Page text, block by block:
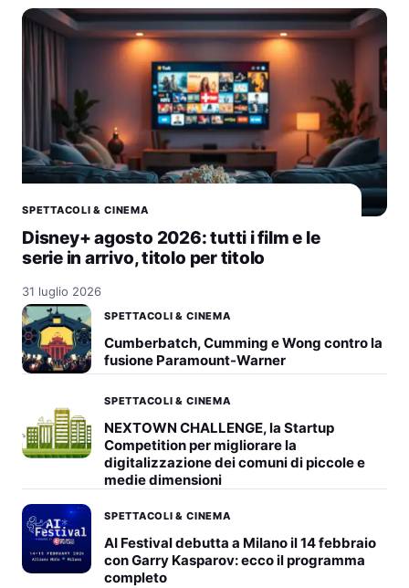
SPETTACOLI & CINEMA
Disney+ agosto 2026: tutti i film e le
serie in arrivo, titolo per titolo
31 luglio 2026
SPETTACOLI & CINEMA
Cumberbatch, Cumming e Wong contro la
fusione Paramount-Warner
SPETTACOLI & CINEMA
NEXTOWN CHALLENGE, la Startup
Competition per migliorare la
digitalizzazione dei comuni di piccole e
medie dimensioni
SPETTACOLI & CINEMA
AI Festival debutta a Milano il 14 febbraio
con Garry Kasparov: ecco il programma
completo